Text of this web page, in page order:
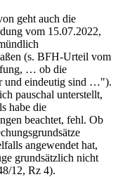
geht auch die
vom 15.07.2022,
(s. BFH-Urteil vom
… ob die
und eindeutig sind …").
pauschal unterstellt,
habe die
beachtet, fehl. Ob
angewendet hat,
grundsätzlich nicht
12, Rz 4).